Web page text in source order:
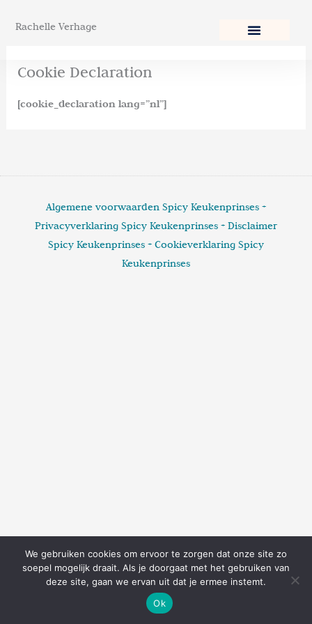
naar
inhoud
Rachelle Verhage
Cookie Declaration
[cookie_declaration lang=”nl”]
Algemene voorwaarden Spicy Keukenprinses +
Privacyverklaring Spicy Keukenprinses + Disclaimer
Spicy Keukenprinses + Cookieverklaring Spicy
Keukenprinses
We gebruiken cookies om ervoor te zorgen dat onze site zo
soepel mogelijk draait. Als je doorgaat met het gebruiken van
deze site, gaan we ervan uit dat je ermee instemt.
Ok